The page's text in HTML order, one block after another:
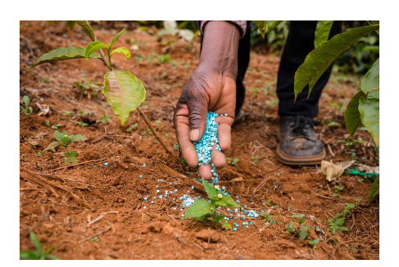
LA
TERRE
DE
SON
POTAGER ?